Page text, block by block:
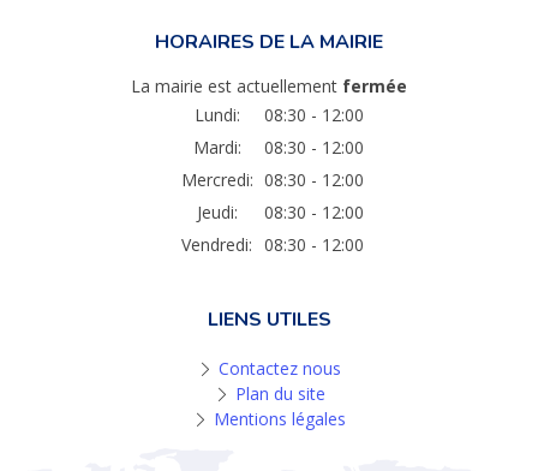
HORAIRES DE LA MAIRIE
La mairie est actuellement fermée
Lundi:
08:30 - 12:00
Mardi:
08:30 - 12:00
Mercredi: 08:30 - 12:00
Jeudi:
08:30 - 12:00
Vendredi: 08:30 - 12:00
LIENS UTILES
Contactez nous
Plan du site
Mentions légales